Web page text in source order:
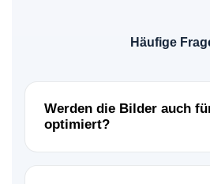
Häufige
Werden die Bilder auch
optimiert?